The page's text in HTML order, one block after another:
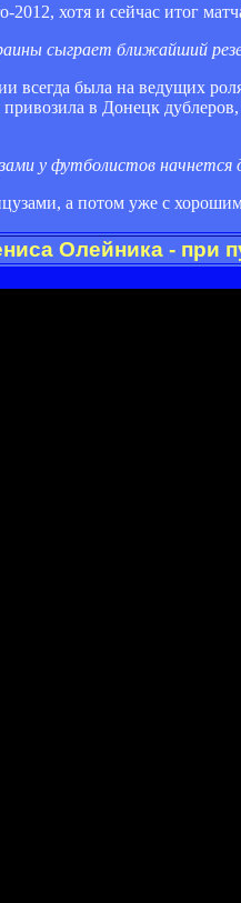
2012, хотя и сейчас итог
сыграет ближайший
всегда была на ведущих
в Донецк
у футболистов
а потом уже с
Олейника - при